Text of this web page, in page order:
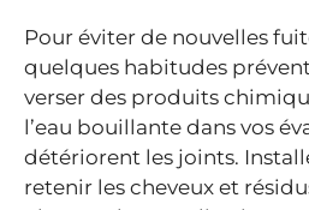
Pour éviter de nouvelles
quelques habitudes
verser des produits
l’eau bouillante dans vos
détériorent les joints.
retenir les cheveux et